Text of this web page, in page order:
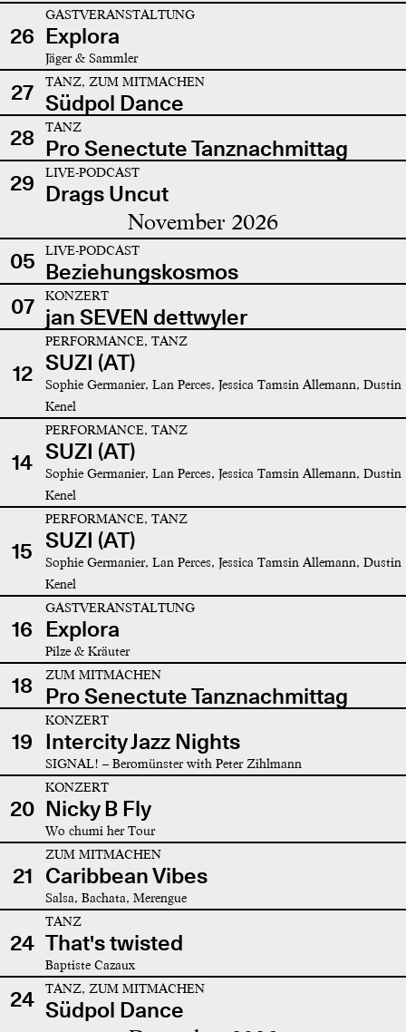
26
GASTVERANSTALTUNG
Explora
Jäger & Sammler
27 TANZ, ZUM MITMACHEN
Südpol Dance
28
TANZ
Pro Senectute Tanznachmittag
29
LIVE-PODCAST
Drags Uncut
November 2026
05 LIVE-PODCAST
Beziehungskosmos
07
KONZERT
jan SEVEN dettwyler
12
PERFORMANCE, TANZ
SUZI (AT)
Sophie Germanier, Lan Perces, Jessica Tamsin Allemann, Dustin
Kenel
14
PERFORMANCE, TANZ
SUZI (AT)
Sophie Germanier, Lan Perces, Jessica Tamsin Allemann, Dustin
Kenel
15
PERFORMANCE, TANZ
SUZI (AT)
Sophie Germanier, Lan Perces, Jessica Tamsin Allemann, Dustin
Kenel
16
GASTVERANSTALTUNG
Explora
Pilze & Kräuter
18 ZUM MITMACHEN
Pro Senectute Tanznachmittag
19
KONZERT
Intercity Jazz Nights
SIGNAL! – Beromünster with Peter Zihlmann
20
KONZERT
Nicky B Fly
Wo chumi her Tour
21
ZUM MITMACHEN
Caribbean Vibes
Salsa, Bachata, Merengue
24
TANZ
That's twisted
Baptiste Cazaux
24 TANZ, ZUM MITMACHEN
Südpol Dance